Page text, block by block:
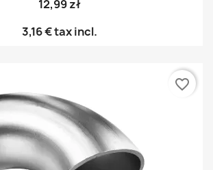
12,99 zł
3,16 €tax incl.
favorite_border